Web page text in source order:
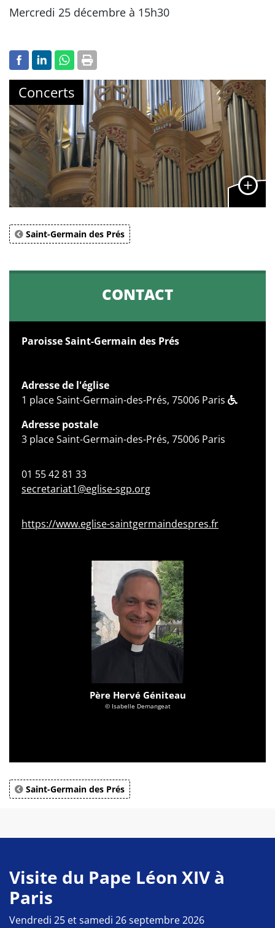
Mercredi 25 décembre à 15h30
Concerts
Saint-Germain des Prés
CONTACT
Paroisse Saint-Germain des Prés
Adresse de l'église
1 place Saint-Germain-des-Prés, 75006 Paris
Adresse postale
3 place Saint-Germain-des-Prés, 75006 Paris
01 55 42 81 33
secretariat1@eglise-sgp.org
https://www.eglise-saintgermaindespres.fr
Père Hervé Géniteau
© Isabelle Demangeat
Saint-Germain des Prés
Visite du Pape Léon XIV à
Paris
Vendredi 25 et samedi 26 septembre 2026